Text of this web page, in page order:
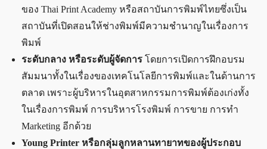
ของ Thai Print Academy หรือสถาบันการพิมพ์ไทยซึ่งเป็น
สถาบันที่เปิดสอนให้ช่างพิมพ์มีความชำนาญในเรื่องการ
พิมพ์
ระดับกลาง หรือระดับผู้จัดการ โดยการเปิดการฝึกอบรม
สัมมนาทั้งในเรื่องของเทคโนโลยีการพิมพ์และในด้านการ
ตลาด เพราะผู้บริหารในอุตสาหกรรมการพิมพ์ต้องเก่งทั้ง
ในเรื่องการพิมพ์ การบริหารโรงพิมพ์ การขาย การทำ
Marketing อีกด้วย
Young Printer หรือกลุ่มลูกหลานทายาทของผู้ประกอบ